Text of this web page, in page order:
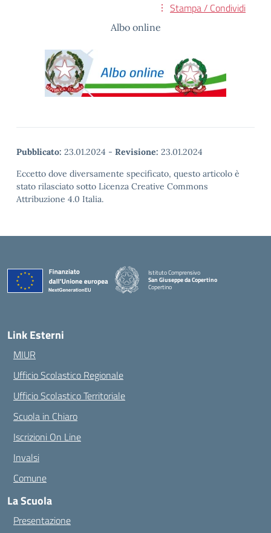
Stampa / Condividi
Albo online
Pubblicato: 23.01.2024 - Revisione: 23.01.2024
Eccetto dove diversamente specificato, questo articolo è
stato rilasciato sotto Licenza Creative Commons
Attribuzione 4.0 Italia.
Istituto Comprensivo
San Giuseppe da Copertino
Copertino
— Visita la pagina iniziale della scuola
Link Esterni
MIUR
Ufficio Scolastico Regionale
Ufficio Scolastico Territoriale
Scuola in Chiaro
Iscrizioni On Line
Invalsi
Comune
La Scuola
Presentazione